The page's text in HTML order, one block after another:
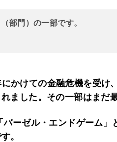
部門）の一部です。
かけての金融危機を受け
ました。その一部はまだ
バーゼル・エンドゲーム
。